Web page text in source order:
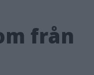
från